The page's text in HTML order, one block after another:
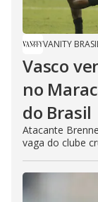
VANITY
Vasco
no
do Brasil
Atacante
vaga do clube